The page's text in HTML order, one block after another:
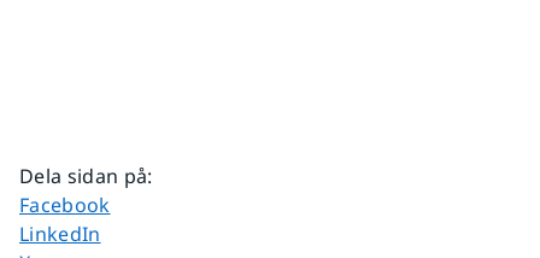
Dela sidan på:
Dela sidan på
Facebook
Dela sidan på
LinkedIn